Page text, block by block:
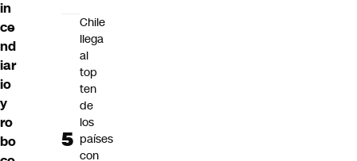
in
ce
nd
iar
io
y
ro
bo
Chile
llega
al
top
ten
de
los
países
con